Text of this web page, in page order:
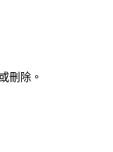
刪除。